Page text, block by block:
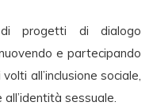
progetti di dialogo
e partecipando
all’inclusione sociale,
sessuale.